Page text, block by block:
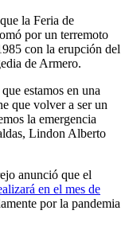
la Feria de
por un terremoto
con la erupción del
de Armero.
estamos en una
que volver a ser un
la emergencia
Lindon Alberto
anunció que el
en el mes de
por la pandemia